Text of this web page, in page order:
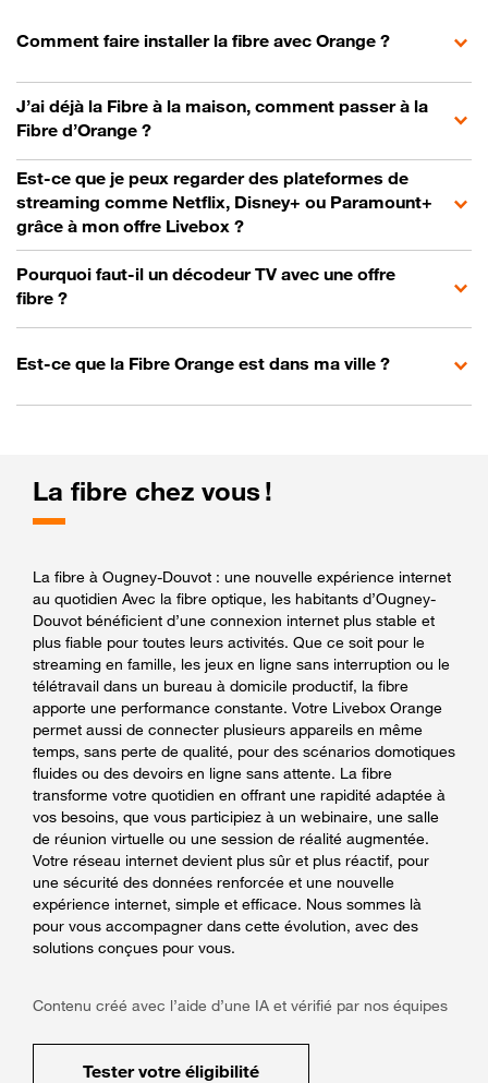
Comment faire installer la fibre avec Orange ?
J’ai déjà la Fibre à la maison, comment passer à la
Fibre d’Orange ?
Est-ce que je peux regarder des plateformes de
streaming comme Netflix, Disney+ ou Paramount+
grâce à mon offre Livebox ?
Pourquoi faut-il un décodeur TV avec une offre
fibre ?
Est-ce que la Fibre Orange est dans ma ville ?
La fibre chez vous !
La fibre à Ougney-Douvot : une nouvelle expérience internet
au quotidien Avec la fibre optique, les habitants d’Ougney-
Douvot bénéficient d’une connexion internet plus stable et
plus fiable pour toutes leurs activités. Que ce soit pour le
streaming en famille, les jeux en ligne sans interruption ou le
télétravail dans un bureau à domicile productif, la fibre
apporte une performance constante. Votre Livebox Orange
permet aussi de connecter plusieurs appareils en même
temps, sans perte de qualité, pour des scénarios domotiques
fluides ou des devoirs en ligne sans attente. La fibre
transforme votre quotidien en offrant une rapidité adaptée à
vos besoins, que vous participiez à un webinaire, une salle
de réunion virtuelle ou une session de réalité augmentée.
Votre réseau internet devient plus sûr et plus réactif, pour
une sécurité des données renforcée et une nouvelle
expérience internet, simple et efficace. Nous sommes là
pour vous accompagner dans cette évolution, avec des
solutions conçues pour vous.
Contenu créé avec l’aide d’une IA et vérifié par nos équipes
Tester votre éligibilité